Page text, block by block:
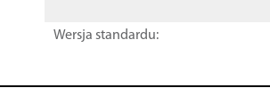
Wersja standardu: